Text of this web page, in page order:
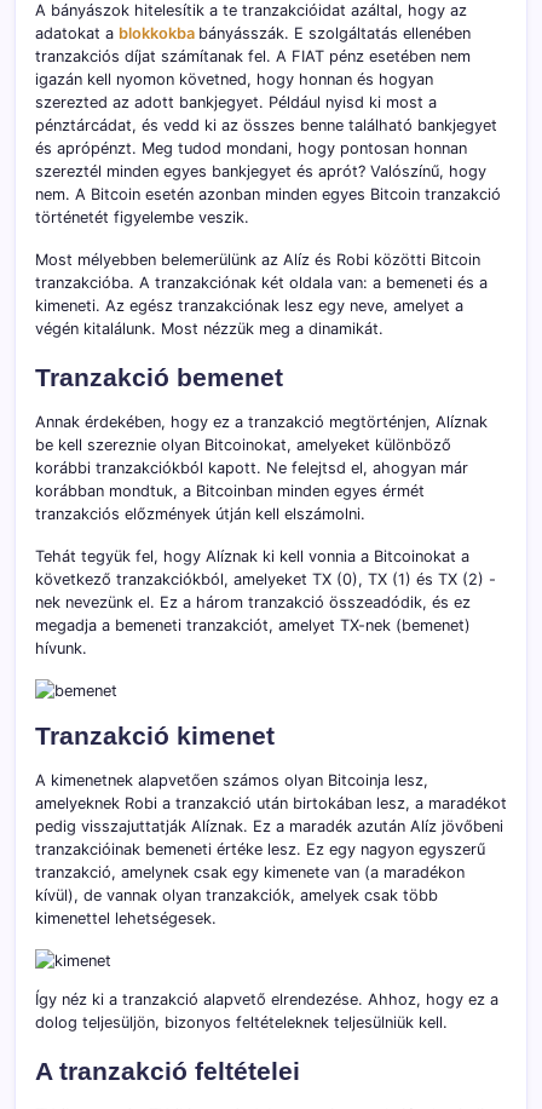
A bányászok hitelesítik a te tranzakcióidat azáltal, hogy az
adatokat a blokkokba bányásszák. E szolgáltatás ellenében
tranzakciós díjat számítanak fel. A FIAT pénz esetében nem
igazán kell nyomon követned, hogy honnan és hogyan
szerezted az adott bankjegyet. Például nyisd ki most a
pénztárcádat, és vedd ki az összes benne található bankjegyet
és aprópénzt. Meg tudod mondani, hogy pontosan honnan
szereztél minden egyes bankjegyet és aprót? Valószínű, hogy
nem. A Bitcoin esetén azonban minden egyes Bitcoin tranzakció
történetét figyelembe veszik.
Most mélyebben belemerülünk az Alíz és Robi közötti Bitcoin
tranzakcióba. A tranzakciónak két oldala van: a bemeneti és a
kimeneti. Az egész tranzakciónak lesz egy neve, amelyet a
végén kitalálunk. Most nézzük meg a dinamikát.
Tranzakció bemenet
Annak érdekében, hogy ez a tranzakció megtörténjen, Alíznak
be kell szereznie olyan Bitcoinokat, amelyeket különböző
korábbi tranzakciókból kapott. Ne felejtsd el, ahogyan már
korábban mondtuk, a Bitcoinban minden egyes érmét
tranzakciós előzmények útján kell elszámolni.
Tehát tegyük fel, hogy Alíznak ki kell vonnia a Bitcoinokat a
következő tranzakciókból, amelyeket TX (0), TX (1) és TX (2) -
nek nevezünk el. Ez a három tranzakció összeadódik, és ez
megadja a bemeneti tranzakciót, amelyet TX-nek (bemenet)
hívunk.
Tranzakció kimenet
A kimenetnek alapvetően számos olyan Bitcoinja lesz,
amelyeknek Robi a tranzakció után birtokában lesz, a maradékot
pedig visszajuttatják Alíznak. Ez a maradék azután Alíz jövőbeni
tranzakcióinak bemeneti értéke lesz. Ez egy nagyon egyszerű
tranzakció, amelynek csak egy kimenete van (a maradékon
kívül), de vannak olyan tranzakciók, amelyek csak több
kimenettel lehetségesek.
Így néz ki a tranzakció alapvető elrendezése. Ahhoz, hogy ez a
dolog teljesüljön, bizonyos feltételeknek teljesülniük kell.
A tranzakció feltételei